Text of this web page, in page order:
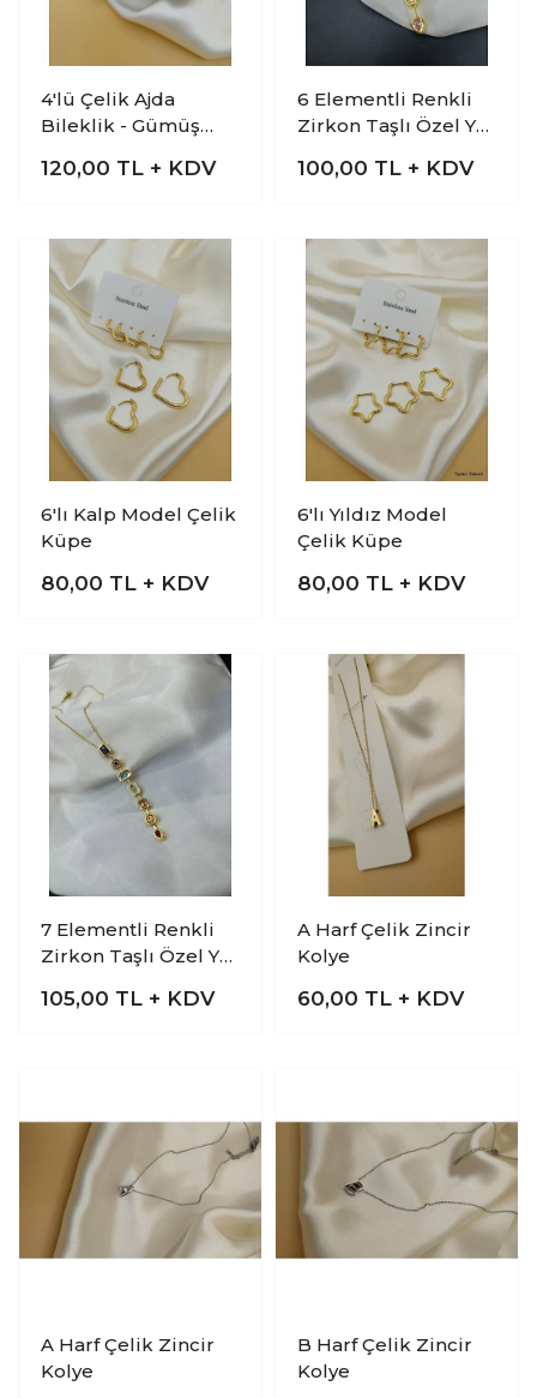
4'lü Çelik Ajda
Bileklik - Gümüş
120,00 TL + KDV
6 Elementli Renkli
Zirkon Taşlı Özel Y
100,00 TL + KDV
6'lı Kalp Model Çelik
Küpe
80,00 TL + KDV
6'lı Yıldız Model
Çelik Küpe
80,00 TL + KDV
7 Elementli Renkli
Zirkon Taşlı Özel Y
105,00 TL + KDV
A Harf Çelik Zincir
Kolye
60,00 TL + KDV
A Harf Çelik Zincir
Kolye
B Harf Çelik Zincir
Kolye